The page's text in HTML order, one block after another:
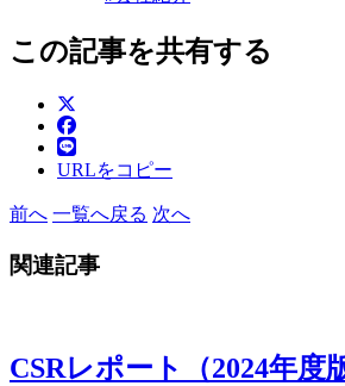
この記事を共有する
URLをコピー
前へ 一覧へ戻る 次へ
関連記事
CSRレポート（2024年度